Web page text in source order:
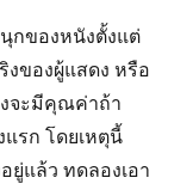
กของหนังตั้งแต่
ของผู้แสดง หรือ
จะมีคุณค่าถ้า
แรก โดยเหตุนี้
แล้ว ทดลองเอา